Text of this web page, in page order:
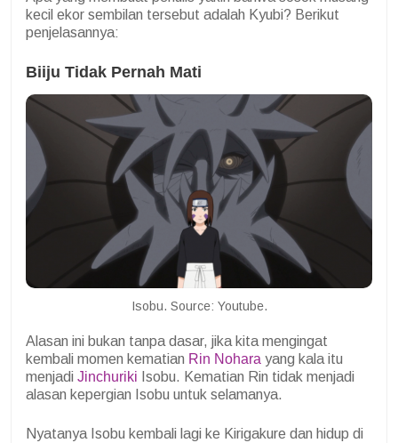
kecil ekor sembilan tersebut adalah Kyubi? Berikut
penjelasannya:
Biiju Tidak Pernah Mati
Isobu. Source: Youtube.
Alasan ini bukan tanpa dasar, jika kita mengingat
kembali momen kematian Rin Nohara yang kala itu
menjadi Jinchuriki Isobu. Kematian Rin tidak menjadi
alasan kepergian Isobu untuk selamanya.
Nyatanya Isobu kembali lagi ke Kirigakure dan hidup di